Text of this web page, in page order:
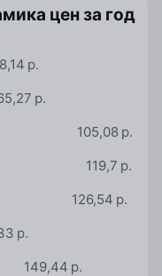
цен за год
р.
р.
105,08 р.
119,7 р.
126,54 р.
р.
149,44 р.